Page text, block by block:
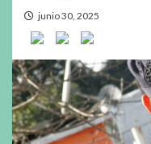
junio 30, 2025